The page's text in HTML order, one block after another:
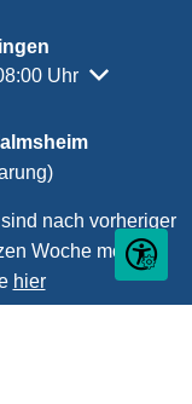
Schließzeiten
Uhr
nach vorheriger
Woche möglich.
hier
Seite